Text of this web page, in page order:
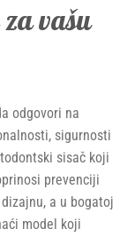
vašu
odgovori na
sigurnosti
sisač koji
prevenciji
a u bogatoj
model koji